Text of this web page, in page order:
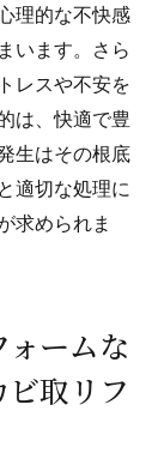
理的な不快感
います。さら
レスや不安を
は、快適で豊
生はその根底
適切な処理に
求められま
ームな
取リフ